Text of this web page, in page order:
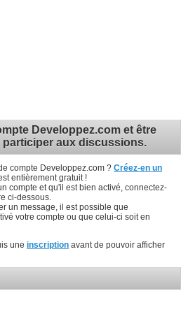
Developpez.com et être
aux discussions.
compte Developpez.com ? Créez-en un
entièrement gratuit !
compte et qu'il est bien activé, connectez-
ci-dessous.
un message, il est possible que
votre compte ou que celui-ci soit en
une inscription avant de pouvoir afficher